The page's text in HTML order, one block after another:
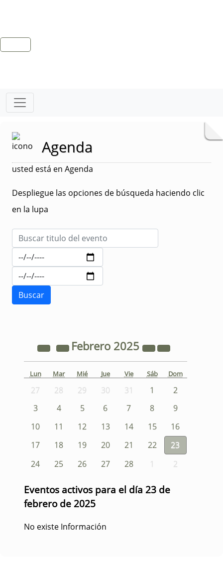
Agenda
usted está en Agenda
Despliegue las opciones de búsqueda haciendo clic
en la lupa
Febrero 2025
Lun Mar Mié Jue Vie Sáb Dom
27 28 29 30 31 1
2
3
4 5 6 7 8
9
10
11 12 13 14 15
16
17
18 19 20 21 22
23
24
25 26 27 28 1 2
Eventos activos para el día 23 de
febrero de 2025
No existe Información